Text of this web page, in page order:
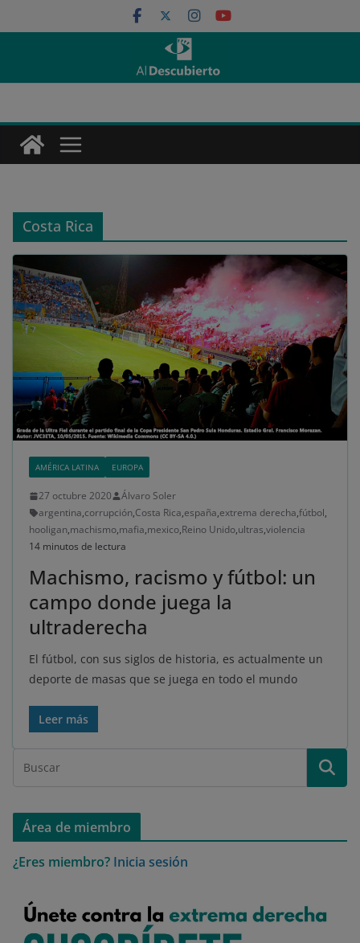
al
Costa Rica
AMÉRICA LATINA EUROPA
27 octubre 2020
Álvaro Soler
argentina,corrupción,Costa Rica,españa,extrema derecha,fútbol,
hooligan,machismo,mafia,mexico,Reino Unido,ultras,violencia
14 minutos de lectura
Machismo, racismo y fútbol: un
campo donde juega la
ultraderecha
El fútbol, con sus siglos de historia, es actualmente un
deporte de masas que se juega en todo el mundo
Leer más
Área de miembro
¿Eres miembro? Inicia sesión